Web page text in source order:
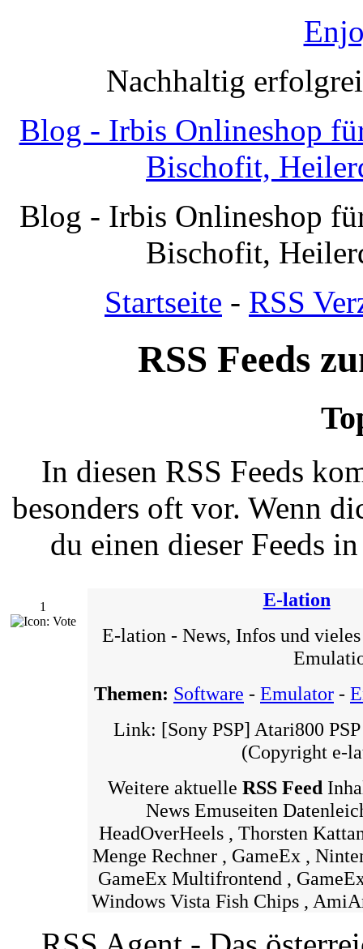
Nachhaltig
Blog - Irbis Onlineshop
Bischofit,
Blog - Irbis Onlineshop
Bischofit,
Startseite - RSS
RSS Feeds
In diesen RSS Feeds
besonders oft vor. Wenn
du einen dieser Feeds
1
E-lation
E-lation - News, Infos und
Themen: Software - Emulator -
Link: [Sony PSP] Atari800
(Copyright e-
Weitere aktuelle RSS Feed
News Emuseiten
HeadOverHeels , Thorsten
Menge Rechner , GameEx ,
GameEx Multifrontend ,
Windows Vista Fish Chips ,